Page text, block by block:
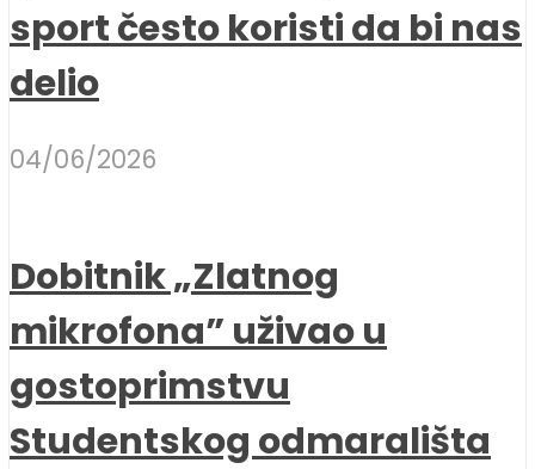
sport često koristi da bi nas
delio
04/06/2026
Dobitnik „Zlatnog
mikrofona” uživao u
gostoprimstvu
Studentskog odmarališta